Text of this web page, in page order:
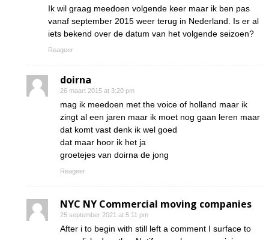
Ik wil graag meedoen volgende keer maar ik ben pas
vanaf september 2015 weer terug in Nederland. Is er al
iets bekend over de datum van het volgende seizoen?
Reageer
doirna
26 maart 2015 at 3:20 pm
mag ik meedoen met the voice of holland maar ik
zingt al een jaren maar ik moet nog gaan leren maar
dat komt vast denk ik wel goed
dat maar hoor ik het ja
groetejes van doirna de jong
Reageer
NYC NY Commercial moving companies
25 september 2021 at 5:11 pm
After i to begin with still left a comment I surface to